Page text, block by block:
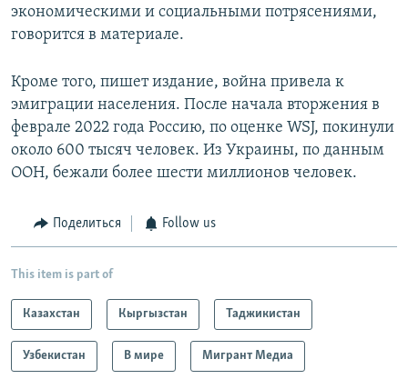
экономическими и социальными потрясениями,
говорится в материале.
Кроме того, пишет издание, война привела к
эмиграции населения. После начала вторжения в
феврале 2022 года Россию, по оценке WSJ, покинули
около 600 тысяч человек. Из Украины, по данным
ООН, бежали более шести миллионов человек.
Поделиться Follow us
This item is part of
Казахстан Кыргызстан Таджикистан
Узбекистан В мире Мигрант Медиа